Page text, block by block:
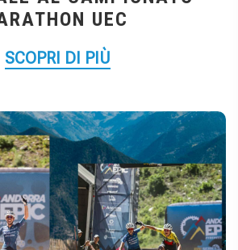
UEC
SCOPRI DI PIÙ